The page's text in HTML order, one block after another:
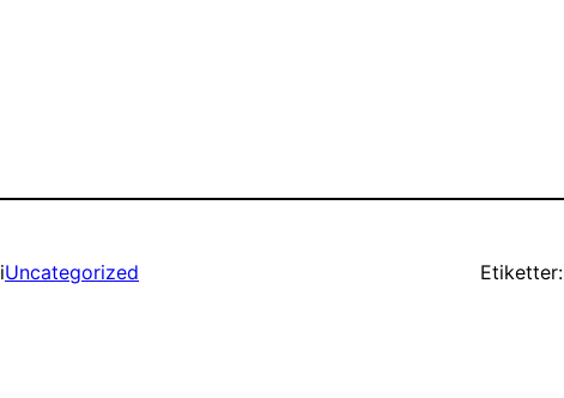
iUncategorized Etiketter: